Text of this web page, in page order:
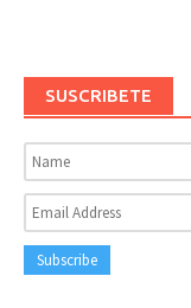
SUSCRIBETE